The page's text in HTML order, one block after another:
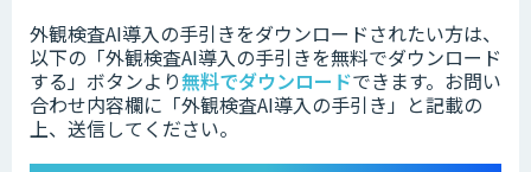
外観検査AI導入の手引きをダウンロードされたい方は、
以下の「外観検査AI導入の手引きを無料でダウンロード
する」ボタンより無料でダウンロードできます。 お問い
合わせ内容欄に「外観検査AI導入の手引き」と記載の
上、送信してください。